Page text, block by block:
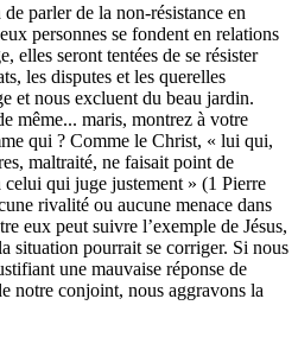
parler de la non-résistance en
personnes se fondent en relations
elles seront tentées de se résister
les disputes et les querelles
et nous excluent du beau jardin.
même... maris, montrez à votre
qui ? Comme le Christ, « lui qui,
maltraité, ne faisait point de
celui qui juge justement » (1 Pierre
rivalité ou aucune menace dans
eux peut suivre l’exemple de Jésus,
situation pourrait se corriger. Si nous
une mauvaise réponse de
notre conjoint, nous aggravons la